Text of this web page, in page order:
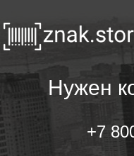
Нужен
+7